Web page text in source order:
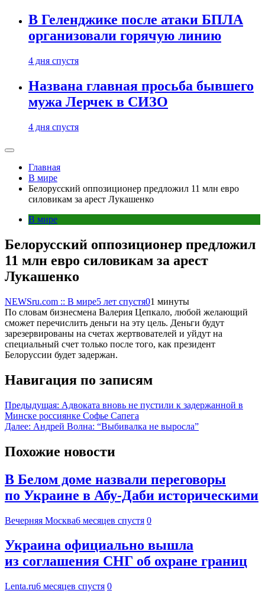
В Геленджике после атаки БПЛА
организовали горячую линию
4 дня спустя
Названа главная просьба бывшего
мужа Лерчек в СИЗО
4 дня спустя
Главная
В мире
Белорусский оппозиционер предложил 11 млн евро
силовикам за арест Лукашенко
В мире
Белорусский оппозиционер предложил
11 млн евро силовикам за арест
Лукашенко
NEWSru.com :: В мире5 лет спустя01 минуты
По словам бизнесмена Валерия Цепкало, любой желающий
сможет перечислить деньги на эту цель. Деньги будут
зарезервированы на счетах жертвователей и уйдут на
специальный счет только после того, как президент
Белоруссии будет задержан.
Навигация по записям
Предыдущая: Адвоката вновь не пустили к задержанной в
Минске россиянке Софье Сапега
Далее: Андрей Волна: “Выбивалка не выросла”
Похожие новости
В Белом доме назвали переговоры
по Украине в Абу-Даби историческими
Вечерняя Москва6 месяцев спустя 0
Украина официально вышла
из соглашения СНГ об охране границ
Lenta.ru6 месяцев спустя 0